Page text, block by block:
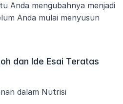
Anda mengubahnya menjadi
Anda mulai menyusun
dan Ide Esai Teratas
dalam Nutrisi